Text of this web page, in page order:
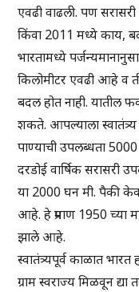
एवढी वाढली. पण
किंवा 2011 मध्ये काय,
भारतामध्ये
किलोमीटर एवढी आहे व ती
बदल होत नाही. यातील
शकते. आपल्याला स्वातंत्र्य
पाण्याची उपलब्धता
दरडोई वार्षिक
या 2000 घन मी. पैकी
आहे. हे प्रमाण 1950
झाले आहे.
स्वातंत्र्यपूर्व काळात
ग्राम स्वराज्य मिळवून